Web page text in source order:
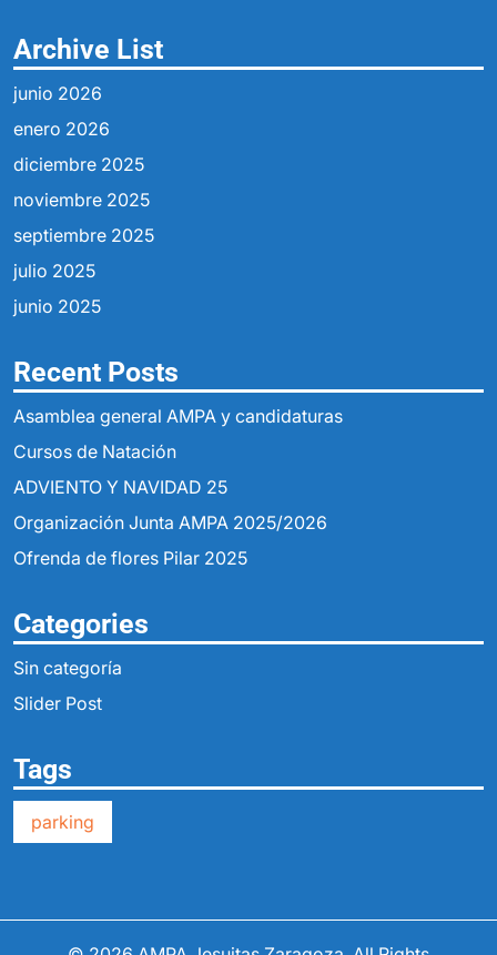
Archive List
junio 2026
enero 2026
diciembre 2025
noviembre 2025
septiembre 2025
julio 2025
junio 2025
Recent Posts
Asamblea general AMPA y candidaturas
Cursos de Natación
ADVIENTO Y NAVIDAD 25
Organización Junta AMPA 2025/2026
Ofrenda de flores Pilar 2025
Categories
Sin categoría
Slider Post
Tags
parking